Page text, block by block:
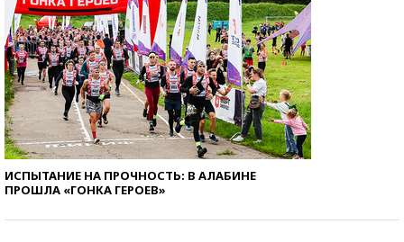
ИСПЫТАНИЕ НА ПРОЧНОСТЬ: В АЛАБИНЕ
ПРОШЛА «ГОНКА ГЕРОЕВ»